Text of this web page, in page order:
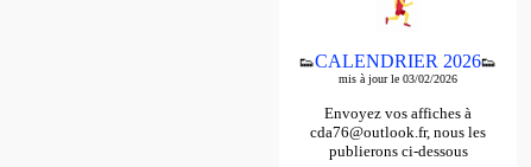
👟CALENDRIER 2026👟
mis à jour le 03/02/2026
Envoyez vos affiches à
cda76@outlook.fr, nous les
publierons ci-dessous